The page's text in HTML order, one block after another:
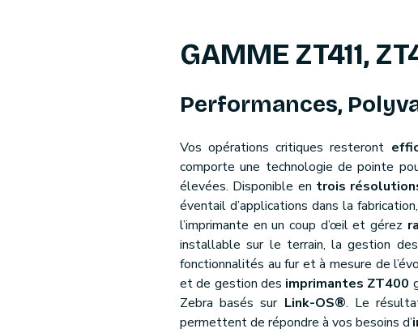
GAMME ZT411,
Performances,
Vos opérations critiques resteront
comporte une technologie de pointe
élevées. Disponible en trois
éventail d’applications dans la
l’imprimante en un coup d’œil et gérez
installable sur le terrain, la gestion
fonctionnalités au fur et à mesure de
et de gestion des imprimantes ZT400
Zebra basés sur Link-OS®. Le
permettent de répondre à vos besoins d’